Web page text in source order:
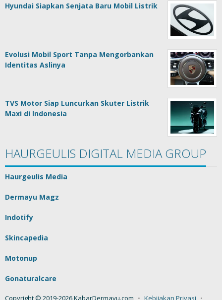
Hyundai Siapkan Senjata Baru Mobil Listrik
Evolusi Mobil Sport Tanpa Mengorbankan
Identitas Aslinya
TVS Motor Siap Luncurkan Skuter Listrik
Maxi di Indonesia
HAURGEULIS DIGITAL MEDIA GROUP
Haurgeulis Media
Dermayu Magz
Indotify
Skincapedia
Motonup
Gonaturalcare
Copyright © 2019-2026 KabarDermayu.com Kebijakan Privasi